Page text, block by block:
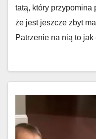
tatą, który przypomina
że jest jeszcze zbyt
Patrzenie na nią to